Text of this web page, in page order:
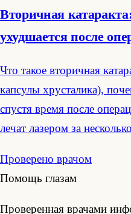
Вторичная
ухудшается после
Что такое вторичная
капсулы хрусталика),
спустя время после
лечат лазером за
Проверено врачом
Помощь глазам
Проверенная врачами